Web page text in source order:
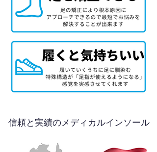
信頼と実績のメディカルインソール